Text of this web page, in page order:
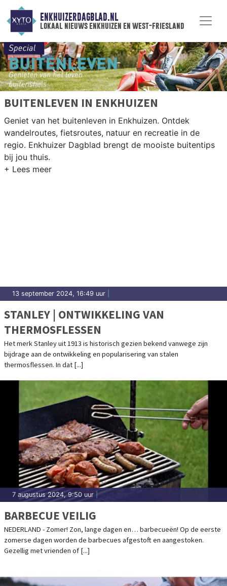
ENKHUIZERDAGBLAD.NL
lokaal nieuws enkhuizen en west-friesland
BUITENLEVEN IN ENKHUIZEN
Geniet van het buitenleven in Enkhuizen. Ontdek
wandelroutes, fietsroutes, natuur en recreatie in de
regio. Enkhuizer Dagblad brengt de mooiste buitentips
bij jou thuis.
13 september 2024, 16:49 uur
STANLEY | ONTWIKKELING VAN
THERMOSFLESSEN
Het merk Stanley uit 1913 is historisch gezien bekend vanwege zijn
bijdrage aan de ontwikkeling en popularisering van stalen
thermosflessen. In dat [...]
7 augustus 2024, 9:50 uur |
BARBECUE VEILIG
NEDERLAND - Zomer! Zon, lange dagen en… barbecueën! Op de eerste
zomerse dagen worden de barbecues afgestoft en aangestoken.
Gezellig met vrienden of [...]